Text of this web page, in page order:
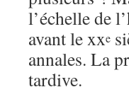
l’échelle de
avant lexxe
annales. La
tardive.